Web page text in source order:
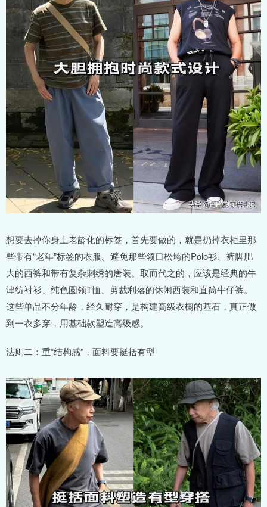
想要去掉你身上老龄化的标签，首先要做的，就是扔掉衣柜里那
些带有“老年”标签的衣服。避免那些领口松垮的Polo衫、裤脚肥
大的西裤和带有复杂刺绣的唐装。取而代之的，应该是经典的牛
津纺衬衫、纯色圆领T恤、剪裁利落的休闲西装和直筒牛仔裤。
这些单品不分年龄，经久耐穿，是构建高级衣橱的基石，真正做
到一衣多穿，用基础款塑造高级感。
法则二：重“结构感”，面料要挺括有型